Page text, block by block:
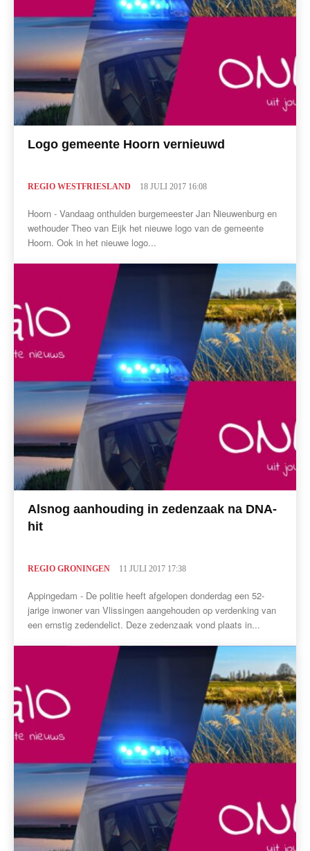
Logo gemeente Hoorn vernieuwd
REGIO WESTFRIESLAND 18 JULI 2017 16:08
Hoorn - Vandaag onthulden burgemeester Jan Nieuwenburg en
wethouder Theo van Eijk het nieuwe logo van de gemeente
Hoorn. Ook in het nieuwe logo...
Alsnog aanhouding in zedenzaak na DNA-
hit
REGIO GRONINGEN 11 JULI 2017 17:38
Appingedam - De politie heeft afgelopen donderdag een 52-
jarige inwoner van Vlissingen aangehouden op verdenking van
een ernstig zedendelict. Deze zedenzaak vond plaats in...